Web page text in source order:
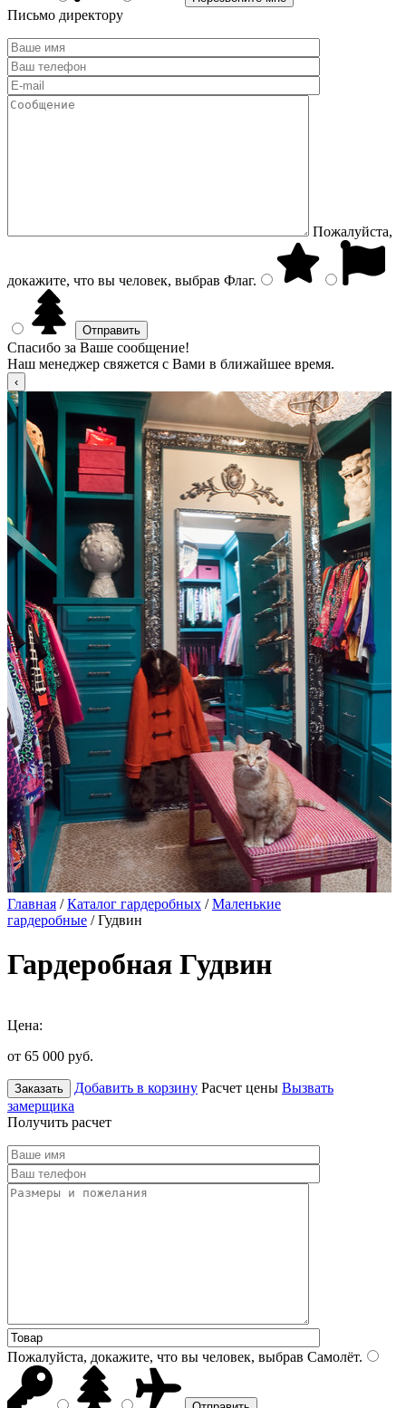
Письмо директору
Пожалуйста,
докажите, что вы человек, выбрав Флаг.
Спасибо за Ваше сообщение!
Наш менеджер свяжется с Вами в ближайшее время.
Главная /Каталог гардеробных /Маленькие
гардеробные / Гудвин
Гардеробная Гудвин
Цена:
от 65 000 руб.
Заказать Добавить в корзину Расчет цены Вызвать
замерщика
Получить расчет
Пожалуйста, докажите, что вы человек, выбрав Самолёт.